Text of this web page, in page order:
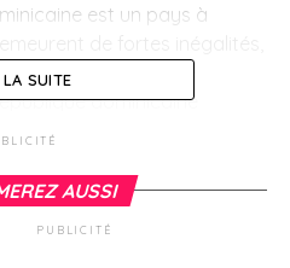
est un pays à
vit sous le seuil de
dominicaine
le trafic de cocaïne sud-
LA SUITE
AUSSI
PUBLICITÉ